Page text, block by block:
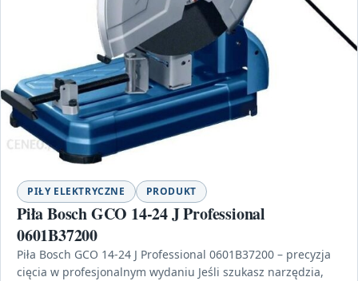
PIŁY ELEKTRYCZNE PRODUKT
Piła Bosch GCO 14-24 J Professional
0601B37200
Piła Bosch GCO 14-24 J Professional 0601B37200 – precyzja
cięcia w profesjonalnym wydaniu Jeśli szukasz narzędzia,